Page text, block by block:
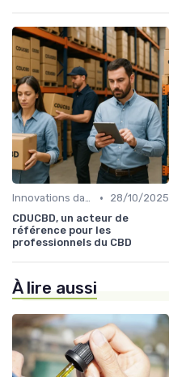
Innovations dans le CBD •
28/10/2025
CDUCBD, un acteur de
référence pour les
professionnels du CBD
À lire aussi